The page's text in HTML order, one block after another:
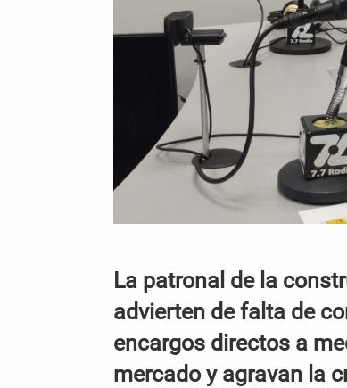
La patronal de la
advierten de falta de
encargos directos a
mercado y agravan la